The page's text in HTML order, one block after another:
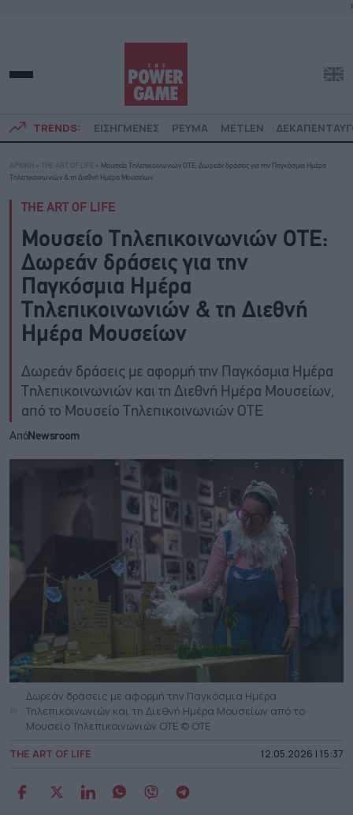
TRENDS: ΕΙΣΗΓΜΕΝΕΣ ΡΕΥΜΑ METLEN
ΑΡΧΙΚΗ » THE ART OF LIFE » Μουσείο Τηλεπικοινωνιών ΟΤΕ: Δωρεάν δράσεις για την Παγκόσμια Ημέρα
Τηλεπικοινωνιών & τη Διεθνή Ημέρα Μουσείων
THE ART OF LIFE
Μουσείο Τηλεπικοινωνιών ΟΤΕ:
Δωρεάν δράσεις για την
Παγκόσμια Ημέρα
Τηλεπικοινωνιών & τη Διεθνή
Ημέρα Μουσείων
Δωρεάν δράσεις με αφορμή την Παγκόσμια Ημέρα
Τηλεπικοινωνιών και τη Διεθνή Ημέρα Μουσείων,
από το Μουσείο Τηλεπικοινωνιών ΟΤΕ
ΑπόNewsroom
Δωρεάν δράσεις με αφορμή την Παγκόσμια Ημέρα
Τηλεπικοινωνιών και τη Διεθνή Ημέρα Μουσείων από το
Μουσείο Τηλεπικοινωνιών ΟΤΕ © ΟΤΕ
THE ART OF LIFE 12.05.2026 | 15:37